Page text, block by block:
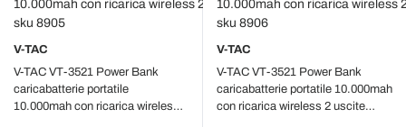
V-TAC
V-TAC VT-3521 Power Bank
caricabatterie portatile
10.000mah con ricarica wireless 2
V-TAC
V-TAC VT-3521 Power Bank
caricabatterie portatile 10.000mah
con ricarica wireless 2 uscite